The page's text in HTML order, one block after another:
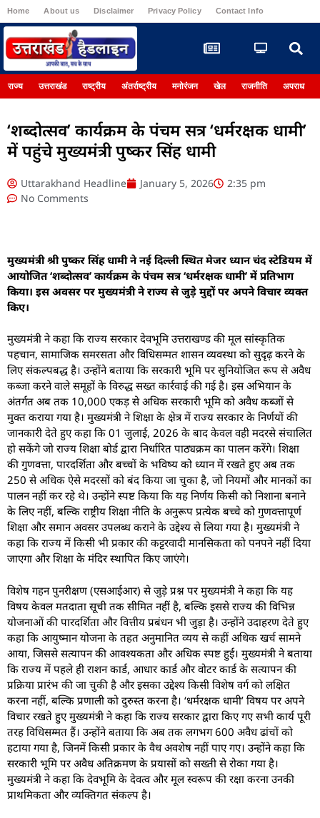
Home About us Disclaimer Privacy Policy Contact Info
राज्य उत्तराखंड राष्ट्रीय अंतर्राष्ट्रीय मनोरंजन खेल राजनीति अपराध
‘शब्दोत्सव’ कार्यक्रम के पंचम सत्र ‘धर्मरक्षक धामी’
में पहुंचे मुख्यमंत्री पुष्कर सिंह धामी
Uttarakhand Headline January 5, 2026
2:35 pm
No Comments
मुख्यमंत्री श्री पुष्कर सिंह धामी ने नई दिल्ली स्थित मेजर ध्यान चंद स्टेडियम में
आयोजित ‘शब्दोत्सव’ कार्यक्रम के पंचम सत्र ‘धर्मरक्षक धामी’ में प्रतिभाग
किया। इस अवसर पर मुख्यमंत्री ने राज्य से जुड़े मुद्दों पर अपने विचार व्यक्त
किए।
मुख्यमंत्री ने कहा कि राज्य सरकार देवभूमि उत्तराखण्ड की मूल सांस्कृतिक
पहचान, सामाजिक समरसता और विधिसम्मत शासन व्यवस्था को सुदृढ़ करने के
लिए संकल्पबद्ध है। उन्होंने बताया कि सरकारी भूमि पर सुनियोजित रूप से अवैध
कब्जा करने वाले समूहों के विरुद्ध सख्त कार्रवाई की गई है। इस अभियान के
अंतर्गत अब तक 10,000 एकड़ से अधिक सरकारी भूमि को अवैध कब्जों से
मुक्त कराया गया है। मुख्यमंत्री ने शिक्षा के क्षेत्र में राज्य सरकार के निर्णयों की
जानकारी देते हुए कहा कि 01 जुलाई, 2026 के बाद केवल वही मदरसे संचालित
हो सकेंगे जो राज्य शिक्षा बोर्ड द्वारा निर्धारित पाठ्यक्रम का पालन करेंगे। शिक्षा
की गुणवत्ता, पारदर्शिता और बच्चों के भविष्य को ध्यान में रखते हुए अब तक
250 से अधिक ऐसे मदरसों को बंद किया जा चुका है, जो नियमों और मानकों का
पालन नहीं कर रहे थे। उन्होंने स्पष्ट किया कि यह निर्णय किसी को निशाना बनाने
के लिए नहीं, बल्कि राष्ट्रीय शिक्षा नीति के अनुरूप प्रत्येक बच्चे को गुणवत्तापूर्ण
शिक्षा और समान अवसर उपलब्ध कराने के उद्देश्य से लिया गया है। मुख्यमंत्री ने
कहा कि राज्य में किसी भी प्रकार की कट्टरवादी मानसिकता को पनपने नहीं दिया
जाएगा और शिक्षा के मंदिर स्थापित किए जाएंगे।
विशेष गहन पुनरीक्षण (एसआईआर) से जुड़े प्रश्न पर मुख्यमंत्री ने कहा कि यह
विषय केवल मतदाता सूची तक सीमित नहीं है, बल्कि इससे राज्य की विभिन्न
योजनाओं की पारदर्शिता और वित्तीय प्रबंधन भी जुड़ा है। उन्होंने उदाहरण देते हुए
कहा कि आयुष्मान योजना के तहत अनुमानित व्यय से कहीं अधिक खर्च सामने
आया, जिससे सत्यापन की आवश्यकता और अधिक स्पष्ट हुई। मुख्यमंत्री ने बताया
कि राज्य में पहले ही राशन कार्ड, आधार कार्ड और वोटर कार्ड के सत्यापन की
प्रक्रिया प्रारंभ की जा चुकी है और इसका उद्देश्य किसी विशेष वर्ग को लक्षित
करना नहीं, बल्कि प्रणाली को दुरुस्त करना है। ‘धर्मरक्षक धामी’ विषय पर अपने
विचार रखते हुए मुख्यमंत्री ने कहा कि राज्य सरकार द्वारा किए गए सभी कार्य पूरी
तरह विधिसम्मत हैं। उन्होंने बताया कि अब तक लगभग 600 अवैध ढांचों को
हटाया गया है, जिनमें किसी प्रकार के वैध अवशेष नहीं पाए गए। उन्होंने कहा कि
सरकारी भूमि पर अवैध अतिक्रमण के प्रयासों को सख्ती से रोका गया है।
मुख्यमंत्री ने कहा कि देवभूमि के देवत्व और मूल स्वरूप की रक्षा करना उनकी
प्राथमिकता और व्यक्तिगत संकल्प है।